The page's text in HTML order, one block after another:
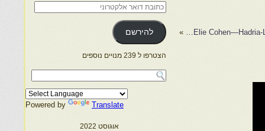
»
כתובת
דואר
אלקטרוני
להירשם
הצטרפו ל 239 מנויים נוספים
Powered by Translate
אוגוסט 2022